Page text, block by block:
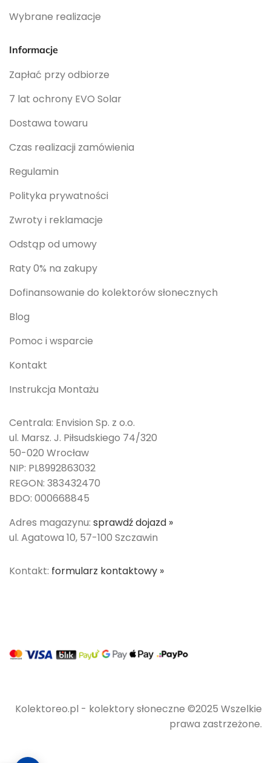
Wybrane realizacje
Informacje
Zapłać przy odbiorze
7 lat ochrony EVO Solar
Dostawa towaru
Czas realizacji zamówienia
Regulamin
Polityka prywatności
Zwroty i reklamacje
Odstąp od umowy
Raty 0% na zakupy
Dofinansowanie do kolektorów słonecznych
Blog
Pomoc i wsparcie
Kontakt
Instrukcja Montażu
Centrala: Envision Sp. z o.o.
ul. Marsz. J. Piłsudskiego 74/320
50-020 Wrocław
NIP: PL8992863032
REGON: 383432470
BDO: 000668845
Adres magazynu: sprawdź dojazd »
ul. Agatowa 10, 57-100 Szczawin
Kontakt: formularz kontaktowy »
Kolektoreo.pl - kolektory słoneczne ©2025 Wszelkie
prawa zastrzeżone.